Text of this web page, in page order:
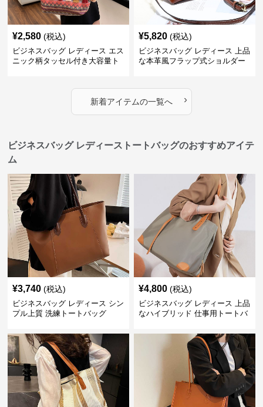
¥2,580 (税込)
ビジネスバッグ レディース エス
ニック柄タッセル付き大容量ト
¥5,820 (税込)
ビジネスバッグ レディース 上品
な本革風フラップ式ショルダー
新着アイテムの一覧へ ›
ビジネスバッグ レディーストートバッグのおすすめアイテ
ム
¥3,740 (税込)
ビジネスバッグ レディース シン
プル上質 洗練トートバッグ
¥4,800 (税込)
ビジネスバッグ レディース 上品
なハイブリッド 仕事用トートバ